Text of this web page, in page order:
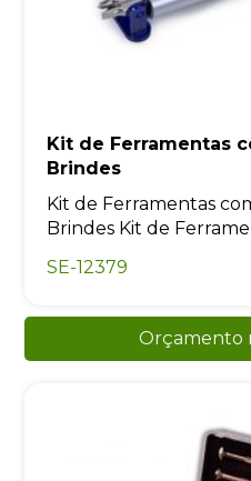
Kit de Ferramentas
Brindes
Kit de Ferramentas
Brindes Kit de
SE-12379
Orçamento